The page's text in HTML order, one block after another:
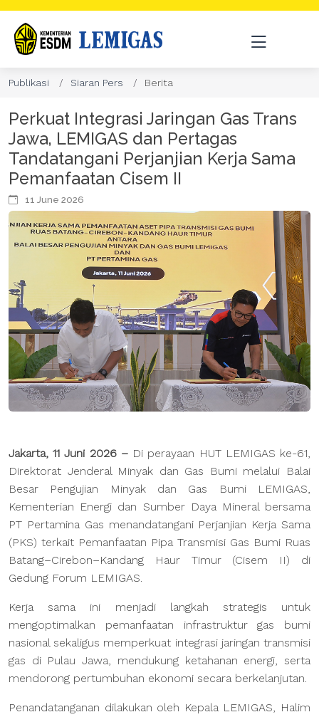
Publikasi Siaran Pers Berita
Perkuat Integrasi Jaringan Gas Trans
Jawa, LEMIGAS dan Pertagas
Tandatangani Perjanjian Kerja Sama
Pemanfaatan Cisem II
11 June 2026
Jakarta, 11 Juni 2026 –Di perayaan HUT LEMIGAS ke-61,
Direktorat Jenderal Minyak dan Gas Bumi melalui Balai
Besar Pengujian Minyak dan Gas Bumi LEMIGAS,
Kementerian Energi dan Sumber Daya Mineral bersama
PT Pertamina Gas menandatangani Perjanjian Kerja Sama
(PKS) terkait Pemanfaatan Pipa Transmisi Gas Bumi Ruas
Batang–Cirebon–Kandang Haur Timur (Cisem II) di
Gedung Forum LEMIGAS.
Kerja sama ini menjadi langkah strategis untuk
mengoptimalkan pemanfaatan infrastruktur gas bumi
nasional sekaligus memperkuat integrasi jaringan transmisi
gas di Pulau Jawa, mendukung ketahanan energi, serta
mendorong pertumbuhan ekonomi secara berkelanjutan.
Penandatanganan dilakukan oleh Kepala LEMIGAS, Halim